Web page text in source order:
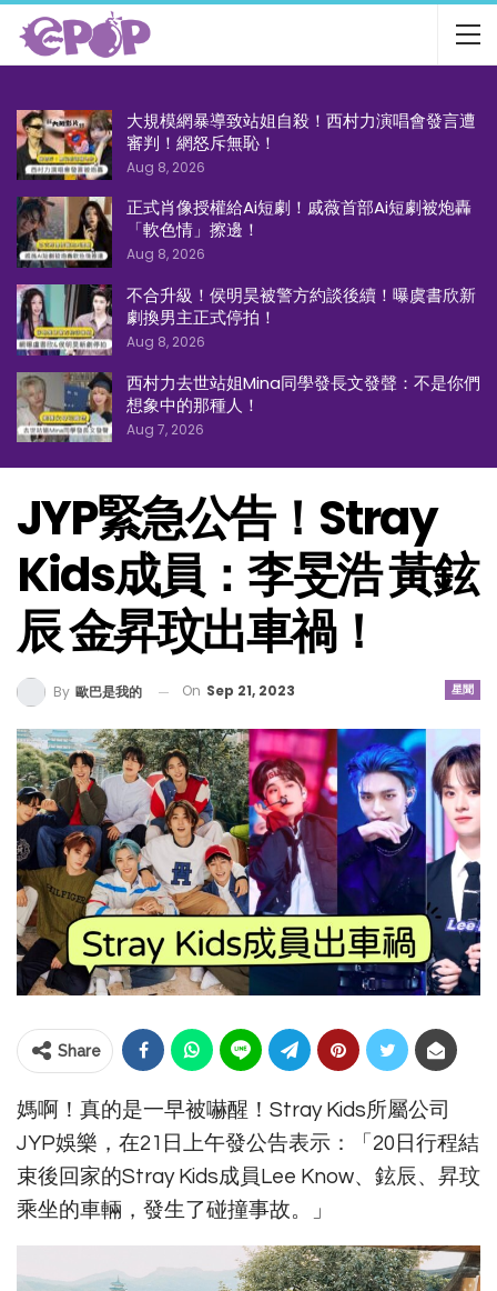
大規模網暴導致站姐自殺！西村力演唱會發言遭
審判！網怒斥無恥！
Aug 8, 2026
正式肖像授權給Ai短劇！戚薇首部Ai短劇被炮轟
「軟色情」擦邊！
Aug 8, 2026
不合升級！侯明昊被警方約談後續！曝虞書欣新
劇換男主正式停拍！
Aug 8, 2026
西村力去世站姐Mina同學發長文發聲：不是你們
想象中的那種人！
Aug 7, 2026
JYP緊急公告！Stray
Kids成員：李旻浩 黃鉉
辰 金昇玟出車禍！
星聞
By 歐巴是我的 On Sep 21, 2023
Share
媽啊！真的是一早被嚇醒！Stray Kids所屬公司
JYP娛樂，在21日上午發公告表示：「20日行程結
束後回家的Stray Kids成員Lee Know、鉉辰、昇玟
乘坐的車輛，發生了碰撞事故。」